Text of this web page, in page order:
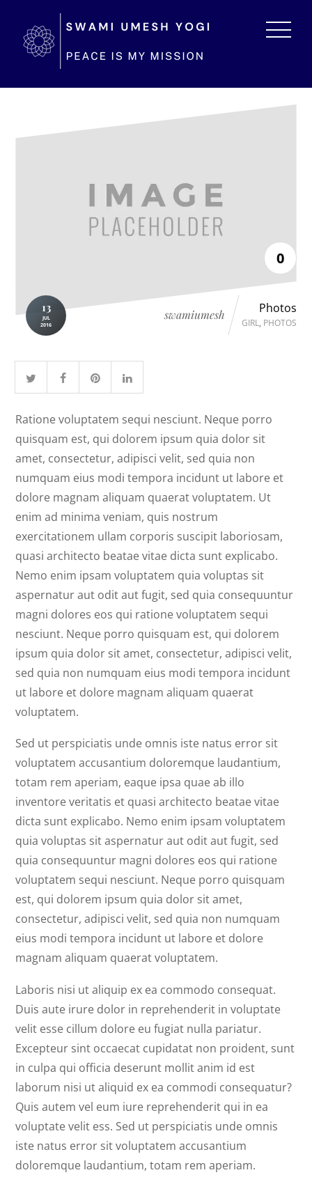
13
JUL
2016
swamiumesh Photos
GIRL, PHOTOS
0
Ratione voluptatem sequi nesciunt. Neque porro
quisquam est, qui dolorem ipsum quia dolor sit
amet, consectetur, adipisci velit, sed quia non
numquam eius modi tempora incidunt ut labore et
dolore magnam aliquam quaerat voluptatem. Ut
enim ad minima veniam, quis nostrum
exercitationem ullam corporis suscipit laboriosam,
quasi architecto beatae vitae dicta sunt explicabo.
Nemo enim ipsam voluptatem quia voluptas sit
aspernatur aut odit aut fugit, sed quia consequuntur
magni dolores eos qui ratione voluptatem sequi
nesciunt. Neque porro quisquam est, qui dolorem
ipsum quia dolor sit amet, consectetur, adipisci velit,
sed quia non numquam eius modi tempora incidunt
ut labore et dolore magnam aliquam quaerat
voluptatem.
Sed ut perspiciatis unde omnis iste natus error sit
voluptatem accusantium doloremque laudantium,
totam rem aperiam, eaque ipsa quae ab illo
inventore veritatis et quasi architecto beatae vitae
dicta sunt explicabo. Nemo enim ipsam voluptatem
quia voluptas sit aspernatur aut odit aut fugit, sed
quia consequuntur magni dolores eos qui ratione
voluptatem sequi nesciunt. Neque porro quisquam
est, qui dolorem ipsum quia dolor sit amet,
consectetur, adipisci velit, sed quia non numquam
eius modi tempora incidunt ut labore et dolore
magnam aliquam quaerat voluptatem.
Laboris nisi ut aliquip ex ea commodo consequat.
Duis aute irure dolor in reprehenderit in voluptate
velit esse cillum dolore eu fugiat nulla pariatur.
Excepteur sint occaecat cupidatat non proident, sunt
in culpa qui officia deserunt mollit anim id est
laborum nisi ut aliquid ex ea commodi consequatur?
Quis autem vel eum iure reprehenderit qui in ea
voluptate velit ess. Sed ut perspiciatis unde omnis
iste natus error sit voluptatem accusantium
doloremque laudantium, totam rem aperiam.